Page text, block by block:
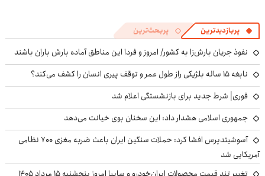
پربازدیدترین پربحث‌ترین
نفوذ جریان بارش‌زا به کشور/ امروز و فردا این مناطق آماده بارش باران باشند
نابغه ۱۵ ساله بلژیکی راز طول عمر و توقف پیری انسان را کشف می‌کند؟
فوری| شرط جدید برای بازنشستگی اعلام شد
جمهوری اسلامی هشدار داد: این سخنان بوی خیانت می‌دهد
آسوشیتدپرس افشا کرد: حملات سنگین ایران باعث ضربه مغزی ۷۰۰ نظامی
آمریکایی شد